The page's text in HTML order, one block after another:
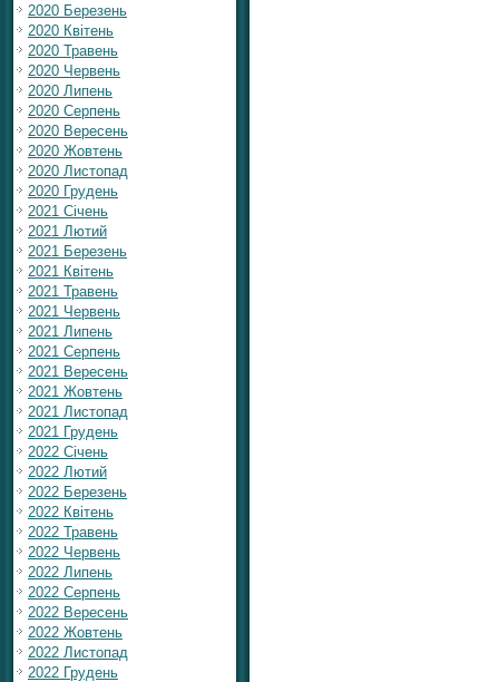
2020 Березень
2020 Квітень
2020 Травень
2020 Червень
2020 Липень
2020 Серпень
2020 Вересень
2020 Жовтень
2020 Листопад
2020 Грудень
2021 Січень
2021 Лютий
2021 Березень
2021 Квітень
2021 Травень
2021 Червень
2021 Липень
2021 Серпень
2021 Вересень
2021 Жовтень
2021 Листопад
2021 Грудень
2022 Січень
2022 Лютий
2022 Березень
2022 Квітень
2022 Травень
2022 Червень
2022 Липень
2022 Серпень
2022 Вересень
2022 Жовтень
2022 Листопад
2022 Грудень